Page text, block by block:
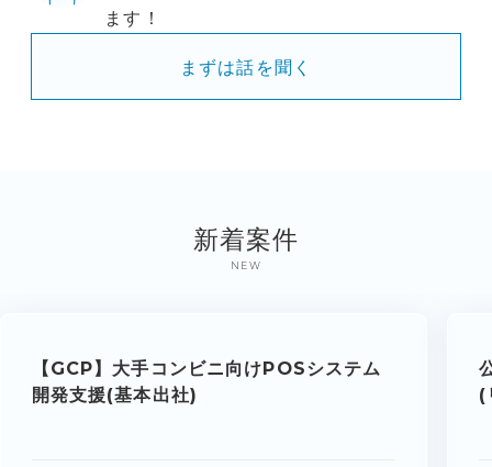
ます！
まずは話を聞く
新着案件
NEW
【GCP】大手コンビニ向けPOSシステム
開発支援(基本出社)
(